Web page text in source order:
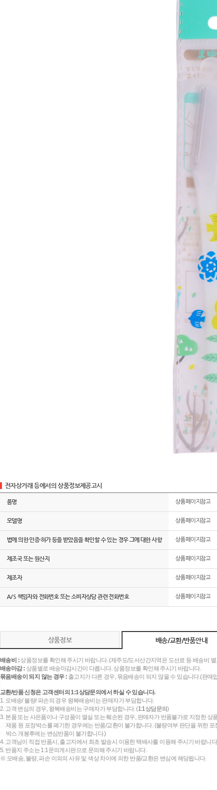
전자상거래 등에서의 상품정보제공고시
품명 상품페이지참고
모델명 상품페이지참고
법에 의한 인증·허가 등을 받았음을 확인할 수 있는 경우 그에 대한 사항 상품페이지참고
제조국 또는 원산지 상품페이지참고
제조자 상품페이지참고
A/S 책임자와 전화번호 또는 소비자상담 관련 전화번호 상품페이지참고
상품정보 배송/교환/반품안내
배송비 :상품정보를 확인해 주시기 바랍니다. (제주도/도서산간지역은 도선료 등 배송비
배송마감 : 상품별로 배송마감시간이 다릅니다. 상품정보를 확인해 주시기 바랍니다.
묶음배송이 되지 않는 경우 : 출고지가 다른 경우, 묶음배송이 되지 않을 수 있습니다.(판
교환/반품 신청은 고객센터의 1:1상담문의에서 하실 수 있습니다.
1. 오배송/ 불량/ 파손의 경우 왕복배송비는 판매자가 부담합니다.
2. 고객 변심의 경우, 왕복배송비는 구매자가 부담합니다. (1:1상담문의)
3. 본품 또는 사은품이나 구성품이 멸실 또는 훼손된 경우, 판매자가 반품불가로 지정한 상
제품 원 포장박스를 폐기한 경우에는 반품/교환이 불가합니다. (불량여부 판단을 위한
박스 개봉후에는 변심반품이 불가합니다.)
4. 고객님이 직접 반품시, 출고지에서 최초 발송시 이용한 택배사를 이용해 주시기 바랍니
5. 반품지 주소는 1:1문의게시판으로 문의해 주시기 바랍니다.
※ 오배송, 불량, 파손 이외의 사유 및 색상 차이에 의한 반품/교환은 변심에 해당됩니다.